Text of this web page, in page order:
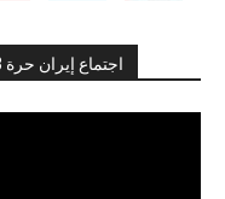
اجتماع إيران حرة 2023: إلى الأمام نحو جمهورية ديمقراطية